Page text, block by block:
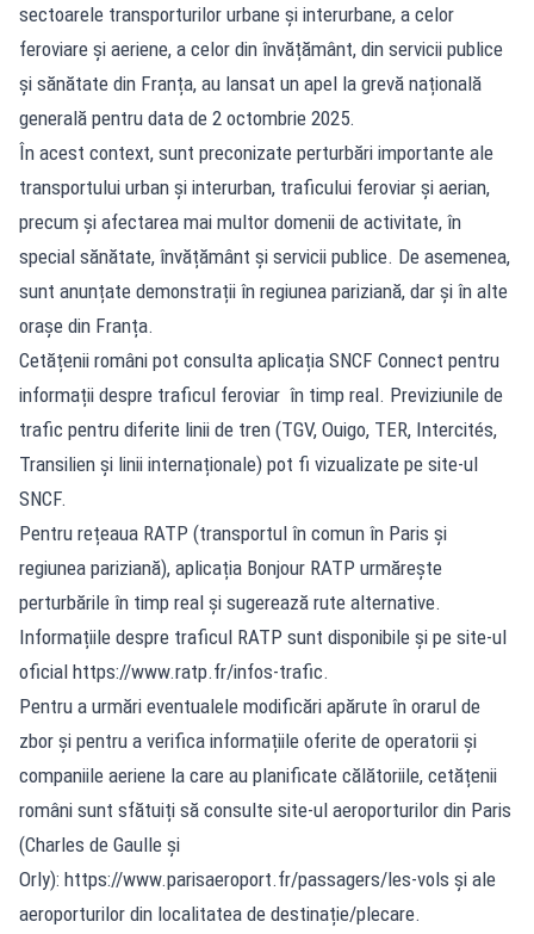
sectoarele transporturilor urbane și interurbane, a celor
feroviare și aeriene, a celor din învățământ, din servicii publice
și sănătate din Franța, au lansat un apel la grevă națională
generală pentru data de 2 octombrie 2025.
În acest context, sunt preconizate perturbări importante ale
transportului urban și interurban, traficului feroviar și aerian,
precum și afectarea mai multor domenii de activitate, în
special sănătate, învățământ și servicii publice. De asemenea,
sunt anunțate demonstrații în regiunea pariziană, dar și în alte
orașe din Franța.
Cetățenii români pot consulta aplicația SNCF Connect pentru
informații despre traficul feroviar în timp real. Previziunile de
trafic pentru diferite linii de tren (TGV, Ouigo, TER, Intercités,
Transilien și linii internaționale) pot fi vizualizate pe site-ul
SNCF.
Pentru rețeaua RATP (transportul în comun în Paris și
regiunea pariziană), aplicația Bonjour RATP urmărește
perturbările în timp real și sugerează rute alternative.
Informațiile despre traficul RATP sunt disponibile și pe site-ul
oficial https://www.ratp.fr/infos-trafic.
Pentru a urmări eventualele modificări apărute în orarul de
zbor și pentru a verifica informațiile oferite de operatorii și
companiile aeriene la care au planificate călătoriile, cetățenii
români sunt sfătuiți să consulte site-ul aeroporturilor din Paris
(Charles de Gaulle și
Orly): https://www.parisaeroport.fr/passagers/les-vols și ale
aeroporturilor din localitatea de destinație/plecare.